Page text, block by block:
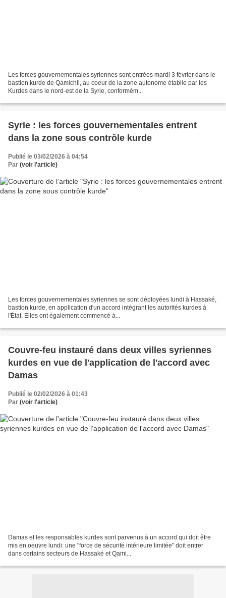
Les forces gouvernementales syriennes sont entrées mardi 3 février dans le
bastion kurde de Qamichli, au coeur de la zone autonome établie par les
Kurdes dans le nord-est de la Syrie, conformém...
Syrie : les forces gouvernementales entrent
dans la zone sous contrôle kurde
Publié le 03/02/2026 à 04:54
Par (voir l'article)
Les forces gouvernementales syriennes se sont déployées lundi à Hassaké,
bastion kurde, en application d'un accord intégrant les autorités kurdes à
l'État. Elles ont également commencé à...
Couvre-feu instauré dans deux villes syriennes
kurdes en vue de l'application de l'accord avec
Damas
Publié le 02/02/2026 à 01:43
Par (voir l'article)
Damas et les responsables kurdes sont parvenus à un accord qui doit être
mis en oeuvre lundi: une "force de sécurité intérieure limitée" doit entrer
dans certains secteurs de Hassaké et Qami...